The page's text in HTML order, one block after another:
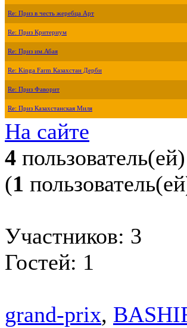
Re: Приз в честь жеребца Арт
Re: Приз Критериум
Re: Приз им.Абая
Re: Kinga Farm Казахстан Дерби
Re: Приз Фаворит
Re: Приз Казахстанская Миля
На сайте
4
(1
Участников: 3
Гостей: 1
grand-prix,